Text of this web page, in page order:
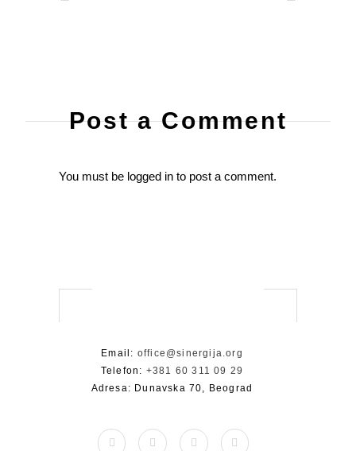
Post a Comment
You must be logged in to post a comment.
Email: office@sinergija.org
Telefon: +381 60 311 09 29
Adresa: Dunavska 70, Beograd